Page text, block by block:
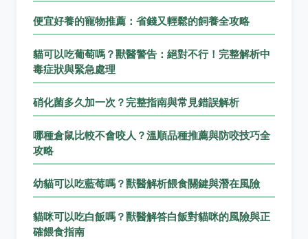
便宜好養的寵物推薦：省錢又輕鬆的飼養全攻略
貓可以吃葡萄嗎？獸醫警告：絕對不行！完整解析中
毒症狀與緊急處理
硝化菌多久加一次？完整指南與常見錯誤解析
哪種倉鼠比較不會咬人？溫順品種推薦與防咬技巧全
攻略
幼貓可以吃藍莓嗎？獸醫解析餵食關鍵與潛在風險
貓咪可以吃白飯嗎？獸醫解答白飯對貓咪的風險與正
確餵食指南